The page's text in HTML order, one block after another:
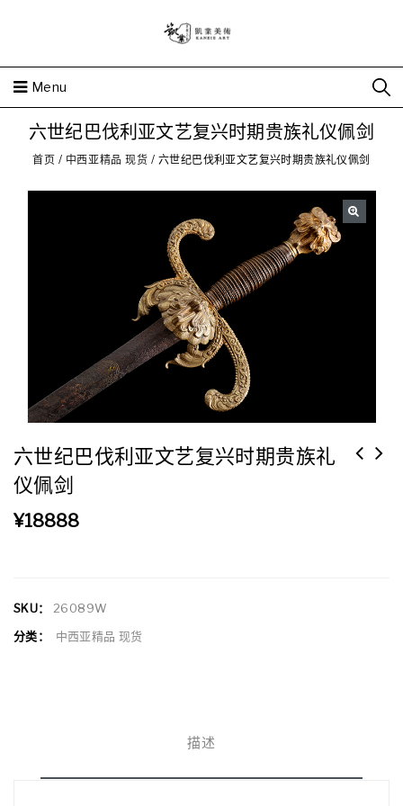
Menu
六世纪巴伐利亚文艺复兴时期贵族礼仪佩剑
首页 / 中西亚精品 现货 / 六世纪巴伐利亚文艺复兴时期贵族礼仪佩剑
六世纪巴伐利亚文艺复兴时期贵族礼
仪佩剑
¥18888
SKU： 26089W
分类：
中西亚精品 现货
描述